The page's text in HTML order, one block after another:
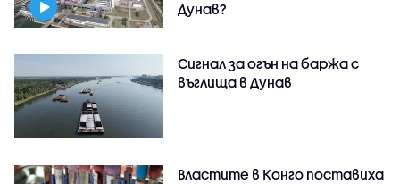
Дунав?
Сигнал за огън на баржа с
въглища в Дунав
Властите в Конго поставиха